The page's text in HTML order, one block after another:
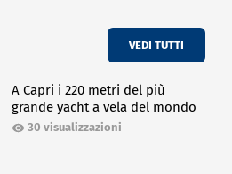
VEDI TUTTI
A Capri i 220 metri del più
grande yacht a vela del mondo
30 visualizzazioni